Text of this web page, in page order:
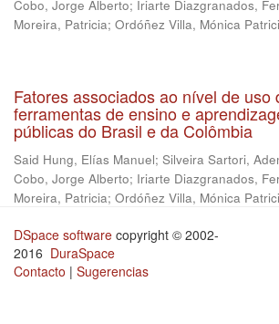
Cobo, Jorge Alberto; Iriarte Diazgranados,
Moreira, Patricia; Ordóñez Villa, Mónica
Fatores associados ao nível de uso
ferramentas de ensino e
públicas do Brasil e da Colômbia
Said Hung, Elías Manuel; Silveira Sartori,
Cobo, Jorge Alberto; Iriarte Diazgranados,
Moreira, Patricia; Ordóñez Villa, Mónica
DSpace software copyright © 2002-
2016 DuraSpace
Contacto | Sugerencias